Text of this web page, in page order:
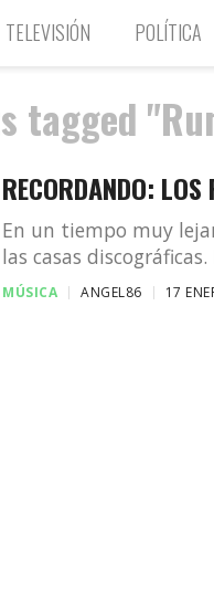
TELEVISIÓN POLÍTICA
tagged
RECORDANDO: LOS
En un tiempo muy
las casas
MÚSICA ANGEL86 17